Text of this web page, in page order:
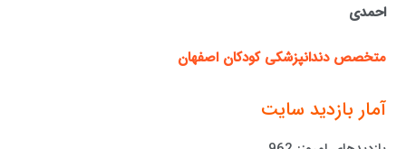
احمدی
متخصص دندانپزشکی کودکان اصفهان
آمار بازدید سایت